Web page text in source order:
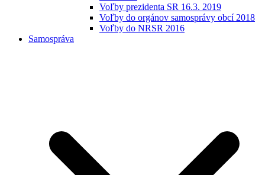
Voľby prezidenta SR 16.3. 2019
Voľby do orgánov samosprávy obcí 2018
Voľby do NRSR 2016
Samospráva